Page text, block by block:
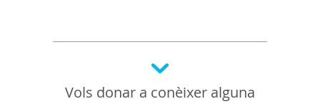
Vols donar a conèixer alguna